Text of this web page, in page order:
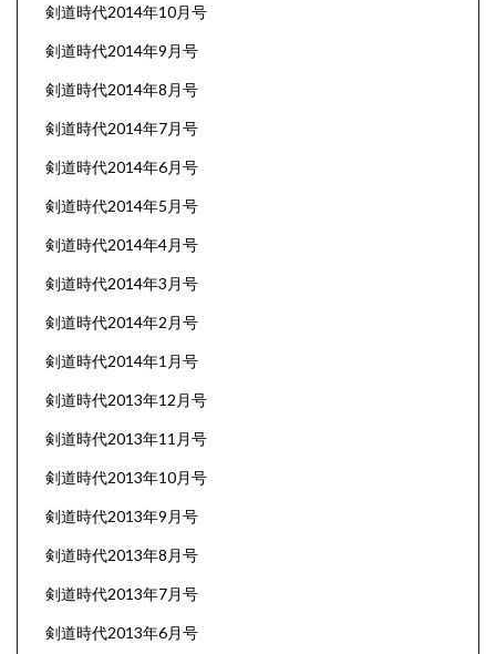
剣道時代2014年10月号
剣道時代2014年9月号
剣道時代2014年8月号
剣道時代2014年7月号
剣道時代2014年6月号
剣道時代2014年5月号
剣道時代2014年4月号
剣道時代2014年3月号
剣道時代2014年2月号
剣道時代2014年1月号
剣道時代2013年12月号
剣道時代2013年11月号
剣道時代2013年10月号
剣道時代2013年9月号
剣道時代2013年8月号
剣道時代2013年7月号
剣道時代2013年6月号